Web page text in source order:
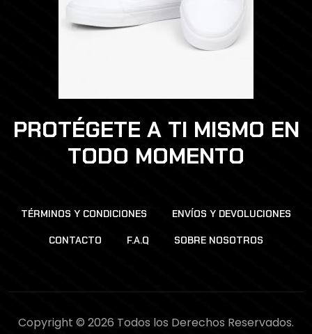
PROTÉGETE A TI MISMO EN
TODO MOMENTO
TÉRMINOS Y CONDICIONES ENVÍOS Y DEVOLUCIONES
CONTACTO F.A.Q SOBRE NOSOTROS
Copyright © 2026 Todos los Derechos Reservados.